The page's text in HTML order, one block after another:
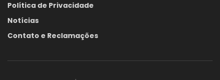
Política de Privacidade
Notícias
Contato e Reclamações